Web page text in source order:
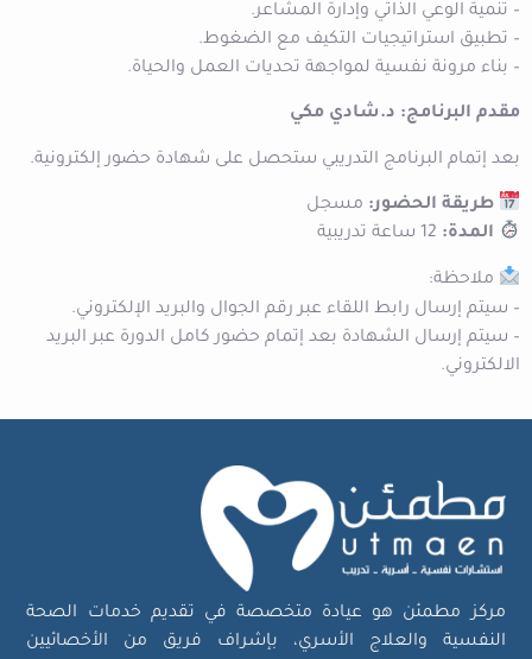
– تنمية الوعي الذاتي وإدارة المشاعر.
– تطبيق استراتيجيات التكيف مع الضغوط.
– بناء مرونة نفسية لمواجهة تحديات العمل والحياة.
مقدم البرنامج: د.شادي مكي
بعد إتمام البرنامج التدريبي ستحصل على شهادة حضور إلكترونية.
طريقة الحضور: مسجل
المدة:
ملاحظة:
– سيتم إرسال رابط اللقاء عبر رقم الجوال والبريد الإلكتروني.
– ⁠سيتم إرسال الشهادة بعد إتمام حضور كامل الدورة عبر البريد
الالكتروني.
مركز مطمئن هو عيادة متخصصة في تقديم خدمات الصحة
النفسية والعلاج الأسري، بإشراف فريق من الأخصائيين